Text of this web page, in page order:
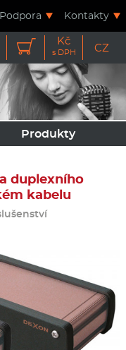
Podpora Kontakty
 Kč
s DPH CZ
Produkty
duplexního
kabelu